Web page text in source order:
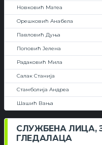
Новковић Матеа
Орешковић Анабела
Павловић Дуња
Поповић Јелена
Радаковић Мила
Салак Станија
Стамболија Андреа
Шашић Вања
СЛУЖБЕНА ЛИЦА,
ГЛЕДАЛАЦА